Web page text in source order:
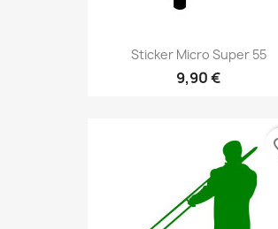
Sticker Micro Super 55
9,90 €